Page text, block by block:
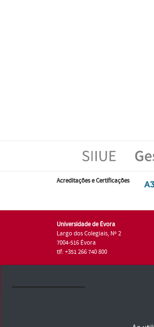
Acreditações e Certificações
Universidade de Évora
Largo dos Colegiais, Nº 2
7004-516 Évora
tlf: +351 266 740 800
Consulte os Termos e Condições e